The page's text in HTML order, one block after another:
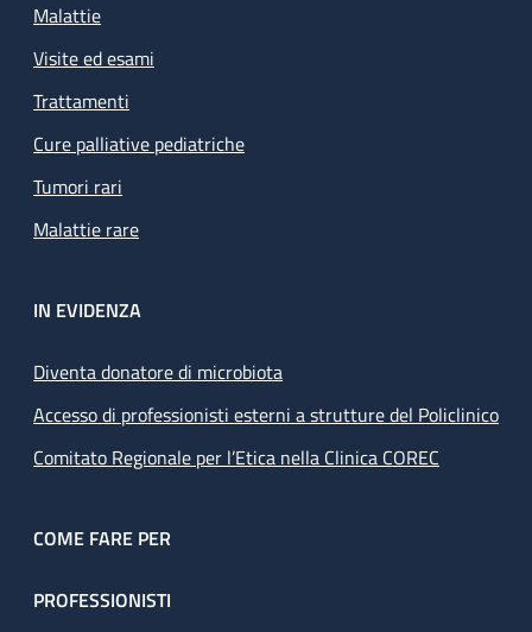
Malattie
Visite ed esami
Trattamenti
Cure palliative pediatriche
Tumori rari
Malattie rare
IN EVIDENZA
Diventa donatore di microbiota
Accesso di professionisti esterni a strutture del Policlinico
Comitato Regionale per l’Etica nella Clinica COREC
COME FARE PER
PROFESSIONISTI